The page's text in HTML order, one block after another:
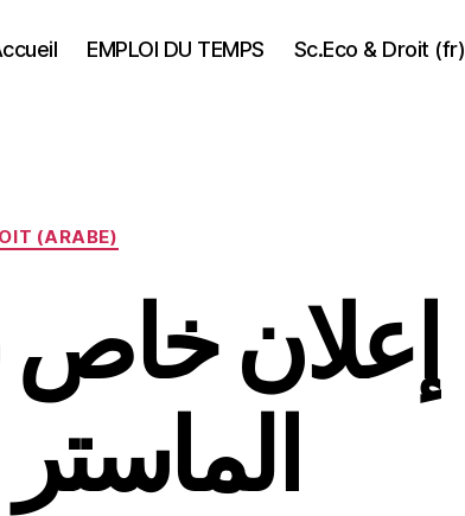
EMPLOI DU TEMPS Sc.Eco & Droit (fr)
(ARABE)
إعلان خاص